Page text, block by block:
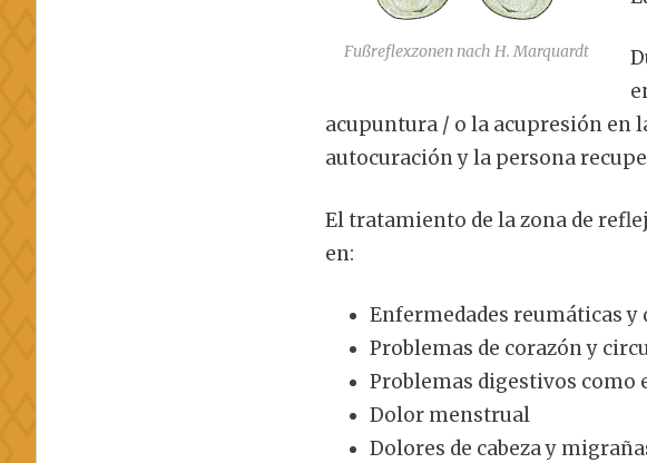
Fußreflexzonen nach H. Marquardt
acupuntura / o la acupresión en
autocuración y la persona
El tratamiento de la zona de
en:
Enfermedades reumáticas
Problemas de corazón y
Problemas digestivos
Dolor menstrual
Dolores de cabeza y